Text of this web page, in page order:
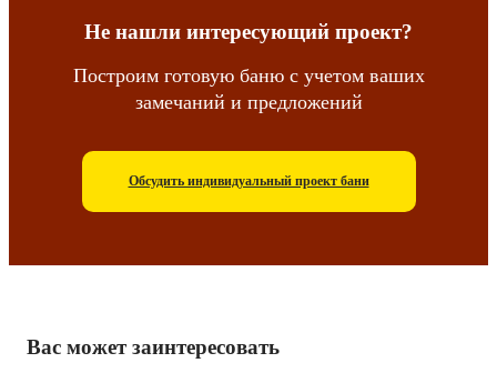
Не нашли интересующий проект?
Построим готовую баню с учетом ваших
замечаний и предложений
Обсудить индивидуальный проект бани
Вас может заинтересовать